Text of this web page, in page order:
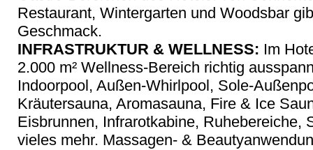
Restaurant, Wintergarten und Woodsbar
Geschmack.
INFRASTRUKTUR & WELLNESS: Im
2.000 m² Wellness-Bereich richtig
Indoorpool, Außen-Whirlpool, Sole-
Kräutersauna, Aromasauna, Fire & Ice
Eisbrunnen, Infrarotkabine, Ruhebereiche,
vieles mehr. Massagen- &